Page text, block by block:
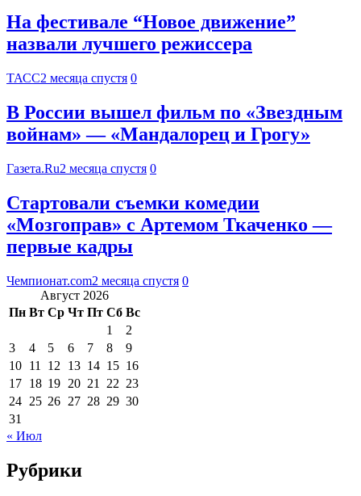
На фестивале “Новое движение”
назвали лучшего режиссера
ТАСС2 месяца спустя 0
В России вышел фильм по «Звездным
войнам» — «Мандалорец и Грогу»
Газета.Ru2 месяца спустя 0
Стартовали съемки комедии
«Мозгоправ» с Артемом Ткаченко —
первые кадры
Чемпионат.com2 месяца спустя 0
Август 2026
Пн Вт Ср Чт Пт Сб Вс
1
2
3
4 5 6 7 8
9
10 11 12 13 14 15 16
17 18 19 20 21 22 23
24 25 26 27 28 29 30
31
« Июл
Рубрики